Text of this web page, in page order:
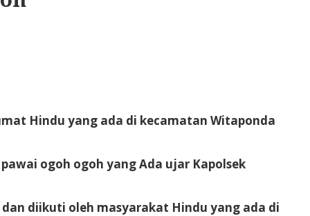
Hindu yang ada di kecamatan Witaponda
ogoh ogoh yang Ada ujar Kapolsek
diikuti oleh masyarakat Hindu yang ada di